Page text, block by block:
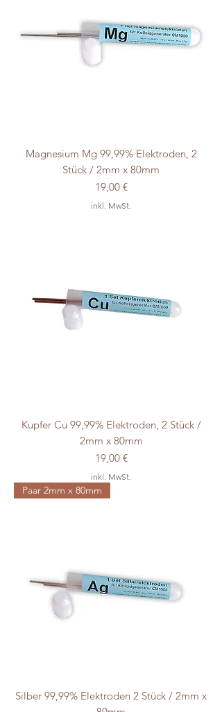
Magnesium Mg 99,99% Elektroden, 2
Stück / 2mm x 80mm
Preis
19,00 €
inkl. MwSt.
Kupfer Cu 99,99% Elektroden, 2 Stück /
2mm x 80mm
Preis
19,00 €
inkl. MwSt.
Paar 2mm x 80mm
Silber 99,99% Elektroden 2 Stück / 2mm x